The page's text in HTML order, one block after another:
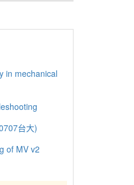
in mechanical
台大)
of MV v2